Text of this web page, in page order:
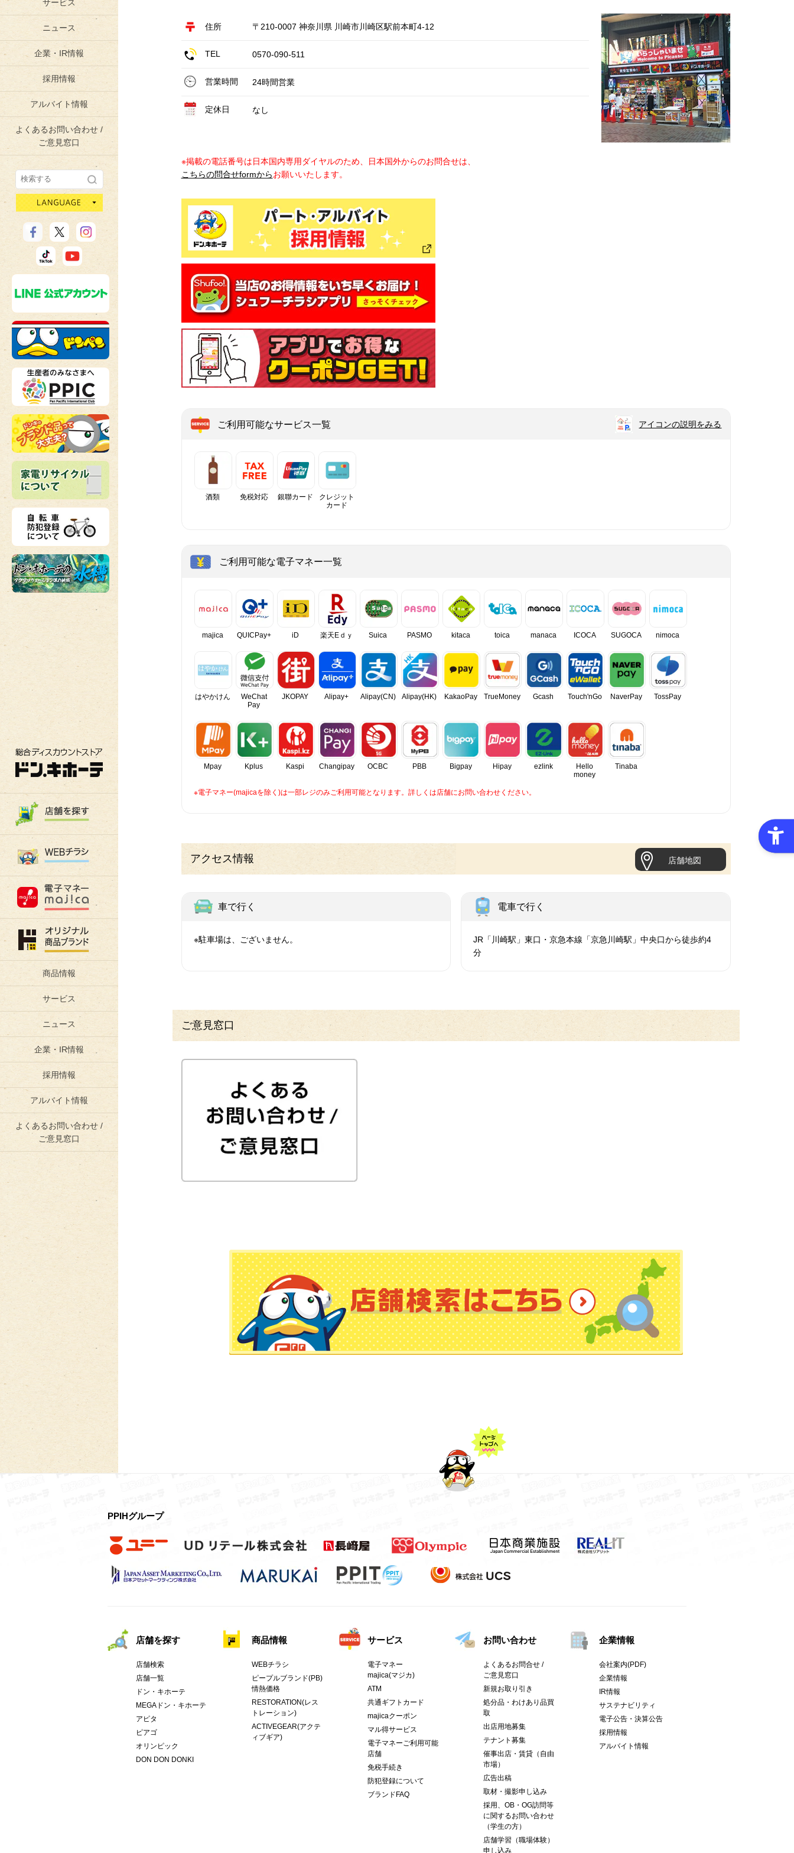
サービス
ニュース
企業・IR情報
採用情報
アルバイト情報
よくあるお問い合わせ /
ご意見窓口
総合ディスカウントストア ドン・キホーテ
商品情報
サービス
ニュース
企業・IR情報
採用情報
アルバイト情報
よくあるお問い合わせ /
ご意見窓口
住所 〒210-0007 神奈川県 川崎市川崎区駅前本町4-12
TEL 0570-090-511
営業時間 24時間営業
定休日 なし
※掲載の電話番号は日本国内専用ダイヤルのため、日本国外からのお問合せは、
こちらの問合せformからお願いいたします。
ご利用可能なサービス一覧 アイコンの説明をみる
酒類 免税対応 銀聯カード
クレジット
カード
ご利用可能な電子マネー一覧
majica QUICPay+ iD 楽天Eｄｙ Suica PASMO kitaca toica manaca ICOCA SUGOCA nimoca
はやかけん
WeChat
Pay
JKOPAY Alipay+ Alipay(CN) Alipay(HK) KakaoPay TrueMoney Gcash Touch'nGo NaverPay TossPay
Mpay Kplus Kaspi Changipay OCBC PBB Bigpay Hipay ezlink
Hello
money
Tinaba
※電子マネー(majicaを除く)は一部レジのみご利用可能となります。詳しくは店舗にお問い合わせください。
アクセス情報 店舗地図
車で行く
※駐車場は、ございません。
電車で行く
JR「川崎駅」東口・京急本線「京急川崎駅」中央口から徒歩約4
分
ご意見窓口
PPIHグループ
店舗を探す
店舗検索
店舗一覧
ドン・キホーテ
MEGAドン・キホーテ
アピタ
ピアゴ
オリンピック
DON DON DONKI
商品情報
WEBチラシ
ピープルブランド(PB)
情熱価格
RESTORATION(レス
トレーション)
ACTIVEGEAR(アクテ
ィブギア)
サービス
電子マネー
majica(マジカ)
ATM
共通ギフトカード
majicaクーポン
マル得サービス
電子マネーご利用可能
店舗
免税手続き
防犯登録について
ブランドFAQ
お問い合わせ
よくあるお問合せ /
ご意見窓口
新規お取り引き
処分品・わけあり品買
取
出店用地募集
テナント募集
催事出店・賃貸（自由
市場）
広告出稿
取材・撮影申し込み
採用、OB・OG訪問等
に関するお問い合わせ
（学生の方）
店舗学習（職場体験）
申し込み
企業情報
会社案内(PDF)
企業情報
IR情報
サステナビリティ
電子公告・決算公告
採用情報
アルバイト情報